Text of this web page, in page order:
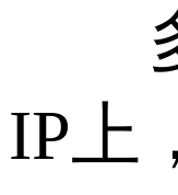
多
IP上